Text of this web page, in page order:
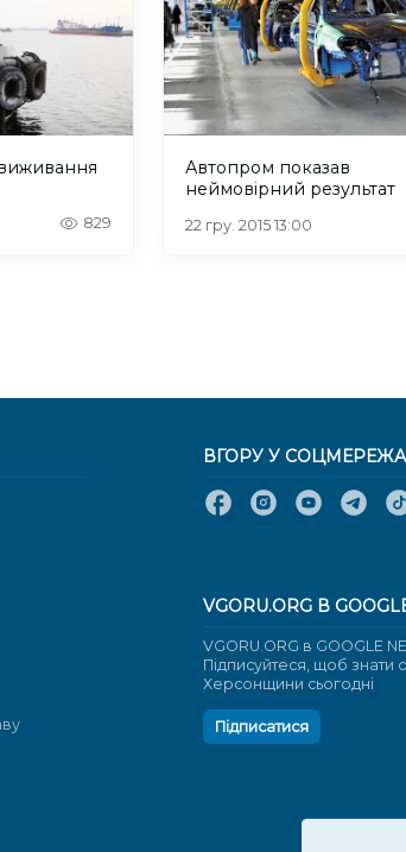
829
Автопром показав
неймовірний результат
22 гру. 2015 13:00
ВГОРУ У
VGORU.ORG В
VGORU.ORG в GOOGLE
Підписуйтеся, щоб знати
Херсонщини сьогодні
Підписатися